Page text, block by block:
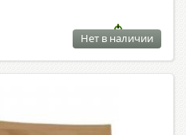
Нет в наличии